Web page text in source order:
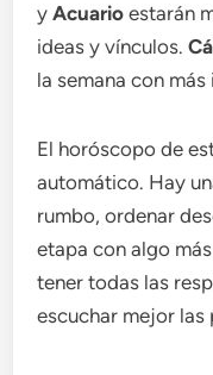
yAcuario estarán
ideas y vínculos.
la semana con
El horóscopo de
automático. Hay
rumbo, ordenar
etapa con algo
tener todas las
escuchar mejor